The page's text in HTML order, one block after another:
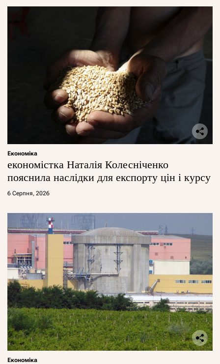
Економіка
економістка Наталія Колесніченко
пояснила наслідки для експорту цін і курсу
6 Серпня, 2026
Економіка